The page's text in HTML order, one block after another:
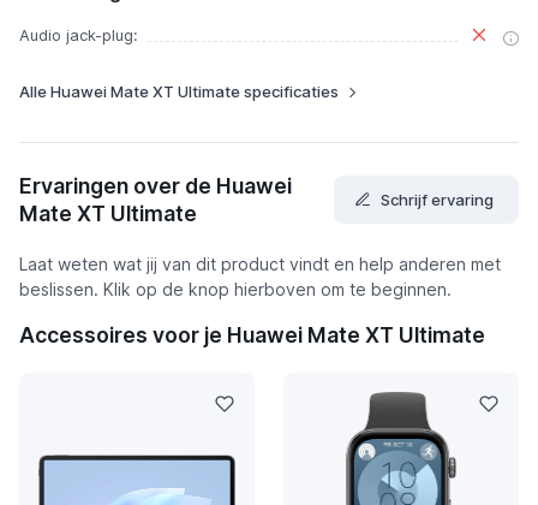
Audio jack-plug:
Alle Huawei Mate XT Ultimate specificaties
Ervaringen over de Huawei
Mate XT Ultimate
Schrijf ervaring
Laat weten wat jij van dit product vindt en help anderen met
beslissen. Klik op de knop hierboven om te beginnen.
Accessoires voor je Huawei Mate XT Ultimate